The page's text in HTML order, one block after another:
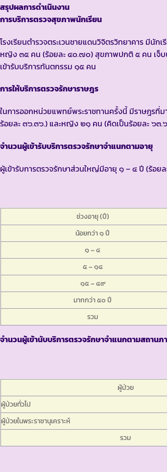
สรุปผลการดำเนินงาน
การบริการตรวจสุขภาพนักเรียน
โรงเรียนตำรวจตระเวนชายแดนวิจิตรวิทยาคาร มีนั
หญิง ๓๕ คน (ร้อยละ ๔๐.๗๐) สุขภาพปกติ ๕ คน เจ็บ
เข้ารับบริการทันตกรรม ๑๕ คน
การให้บริการตรวจรักษาราษฎร
ในการออกหน่วยแพทย์พระราชทานครั้งนี้ มีราษฎรที่
ร้อยละ ๓๖.๓๖.) และหญิง ๒๑ คน (คิดเป็นร้อยละ ๖๓.
จำนวนผู้เข้ารับบริการตรวจรักษาจำแนกตามอายุ
ผู้เข้ารับการตรวจรักษาส่วนใหญ่มีอายุ ๑ – ๔ ปี (ร้อ
ช่วงอายุ (ปี)
น้อยกว่า ๑ ปี
๑ – ๔
๕ – ๑๔
๑๕ – ๔๙
มากกว่า ๕๐ ปี
รวม
จำนวนผู้เข้านับบริการตรวจรักษาจำแนกตามสถาน
ผู้ป่วย
ผู้ป่วยทั่วไป
ผู้ป่วยในพระราชานุเคราะห์
รวม